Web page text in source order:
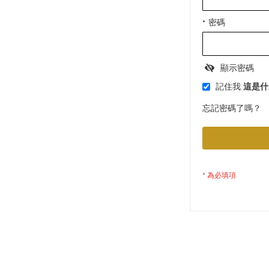
密碼
顯示密碼
記住我 這是
忘記密碼了嗎？